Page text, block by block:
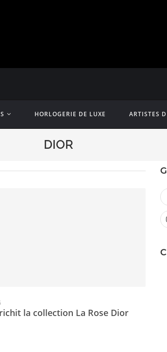
HORLOGERIE DE LUXE ARTISTES
DIOR
la collection La Rose Dior